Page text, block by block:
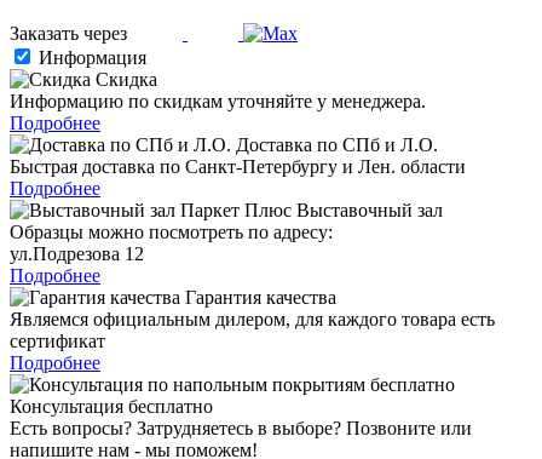
Заказать через
Информация
Скидка
Информацию по скидкам уточняйте у менеджера.
Подробнее
Доставка по СПб и Л.О.
Быстрая доставка по Санкт-Петербургу и Лен. области
Подробнее
Выставочный зал
Образцы можно посмотреть по адресу:
ул.Подрезова 12
Подробнее
Гарантия качества
Являемся официальным дилером, для каждого товара есть
сертификат
Подробнее
Консультация бесплатно
Есть вопросы? Затрудняетесь в выборе? Позвоните или
напишите нам - мы поможем!